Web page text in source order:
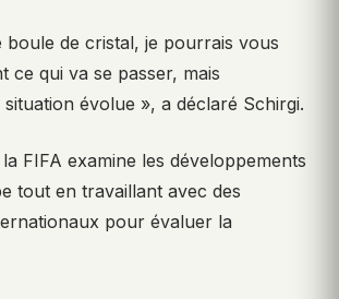
boule de cristal, je pourrais vous
ce qui va se passer, mais
évolue », a déclaré Schirgi.
FIFA examine les développements
tout en travaillant avec des
pour évaluer la